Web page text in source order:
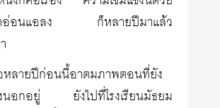
ราอ่อนแอลง ก็หลายปีมาแล้ว
หลายปีก่อนนี้อาตมภาพตอนที่ยัง
นอกอยู่ ยังไปที่โรงเรียนมัธยม